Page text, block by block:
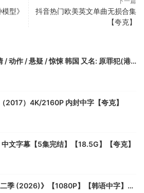
型》
抖音热门欧美英文单曲无损合集
【夸克】
2017）4K/2160P 内封中字【夸克】
放射危机 (2026) 1080p 中文字幕【5集完结】【18.5G】【夸克】
季 (2026)》【1080P】【韩语中字】